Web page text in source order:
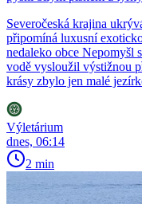
Severočeská krajina
připomíná luxusní
nedaleko obce Nepomyšl
vodě vysloužil výstižnou
krásy zbylo jen malé
Výletárium
dnes, 06:14
2 min